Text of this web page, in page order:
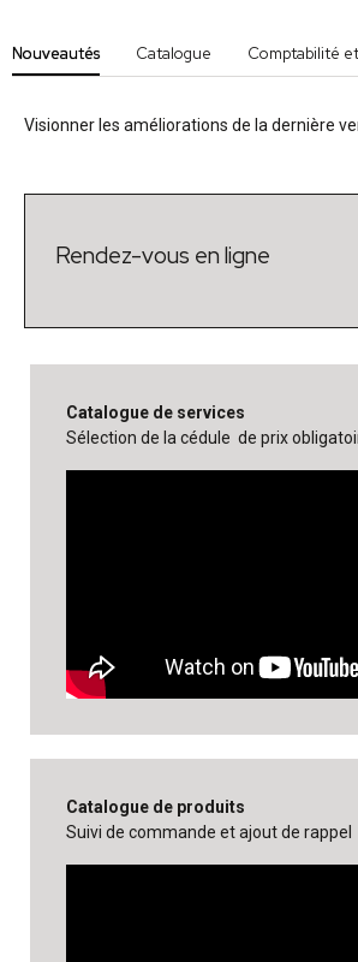
Nouveautés Catalogue Comptabilité
Visionner les améliorations de la dernière
Rendez-vous en ligne
Catalogue de services
Sélection de la cédule de prix
Catalogue de produits
Suivi de commande et ajout de rappel